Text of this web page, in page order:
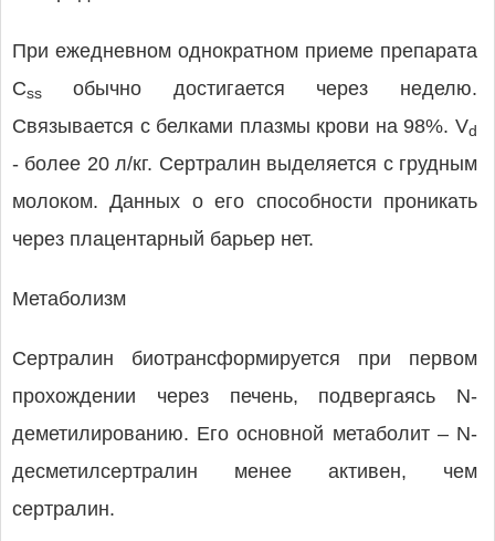
При ежедневном однократном приеме препарата
Css обычно достигается через неделю.
Cвязывается с белками плазмы крови на 98%. Vd
- более 20 л/кг. Сертралин выделяется с грудным
молоком. Данных о его способности проникать
через плацентарный барьер нет.
Метаболизм
Сертралин биотрансформируется при первом
прохождении через печень, подвергаясь N-
деметилированию. Его основной метаболит – N-
десметилсертралин менее активен, чем
сертралин.